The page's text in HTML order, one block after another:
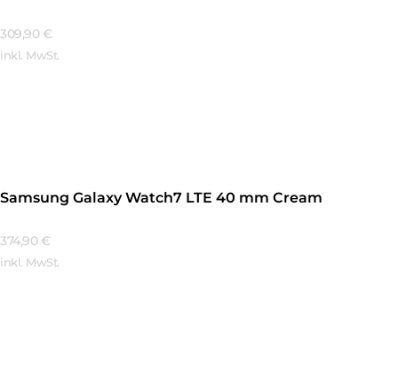
309,90 €
inkl. MwSt.
Samsung Galaxy Watch7 LTE 40 mm Cream
374,90 €
inkl. MwSt.